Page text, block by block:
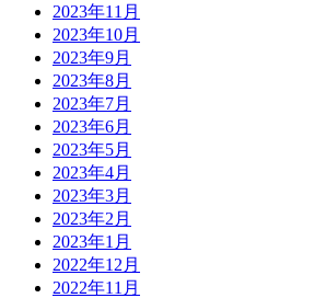
2023年11月
2023年10月
2023年9月
2023年8月
2023年7月
2023年6月
2023年5月
2023年4月
2023年3月
2023年2月
2023年1月
2022年12月
2022年11月